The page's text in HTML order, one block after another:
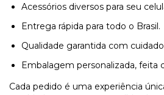
Acessórios diversos para seu
Entrega rápida para todo o Brasil.
Qualidade garantida com
Embalagem personalizada, feita
Cada pedido é uma experiência